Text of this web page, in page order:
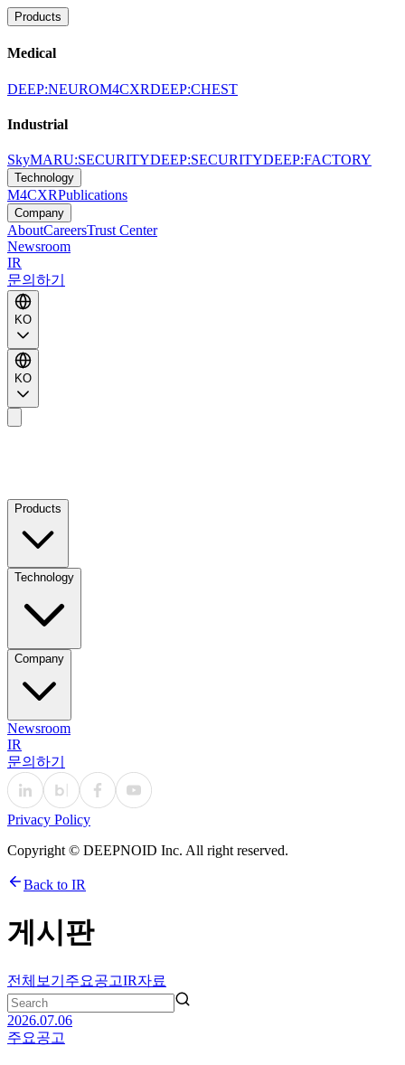
Products
Medical
DEEP:NEUROM4CXRDEEP:CHEST
Industrial
SkyMARU:SECURITYDEEP:SECURITYDEEP:FACTORY
Technology
M4CXRPublications
Company
AboutCareersTrust Center
Newsroom
IR
문의하기
KO
KO
Products
Technology
Company
Newsroom
IR
문의하기
Privacy Policy
Copyright © DEEPNOID Inc. All right reserved.
Back to IR
게시판
전체보기 주요공고IR자료
2026.07.06
주요공고